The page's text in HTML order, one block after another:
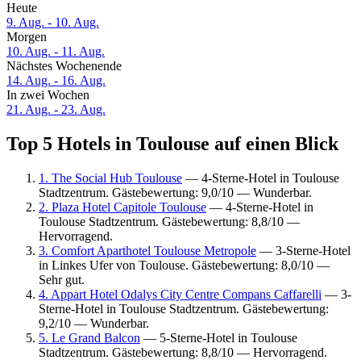
Heute
9. Aug. - 10. Aug.
Morgen
10. Aug. - 11. Aug.
Nächstes Wochenende
14. Aug. - 16. Aug.
In zwei Wochen
21. Aug. - 23. Aug.
Top 5 Hotels in Toulouse auf einen Blick
1. The Social Hub Toulouse — 4-Sterne-Hotel in Toulouse
Stadtzentrum. Gästebewertung: 9,0/10 — Wunderbar.
2. Plaza Hotel Capitole Toulouse — 4-Sterne-Hotel in
Toulouse Stadtzentrum. Gästebewertung: 8,8/10 —
Hervorragend.
3. Comfort Aparthotel Toulouse Metropole — 3-Sterne-Hotel
in Linkes Ufer von Toulouse. Gästebewertung: 8,0/10 —
Sehr gut.
4. Appart Hotel Odalys City Centre Compans Caffarelli — 3-
Sterne-Hotel in Toulouse Stadtzentrum. Gästebewertung:
9,2/10 — Wunderbar.
5. Le Grand Balcon — 5-Sterne-Hotel in Toulouse
Stadtzentrum. Gästebewertung: 8,8/10 — Hervorragend.